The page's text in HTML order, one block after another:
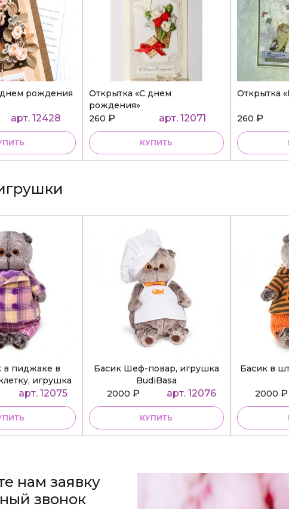
рождения
арт. 12428
Открытка «С днем
рождения»
260 ₽ арт. 12071
КУПИТЬ
Открытка
260 ₽
в пиджаке в
игрушка
арт. 12075
Басик Шеф-повар, игрушка
BudiBasa
2000₽ арт. 12076
КУПИТЬ
Басик в
2000 ₽
нам заявку
звонок